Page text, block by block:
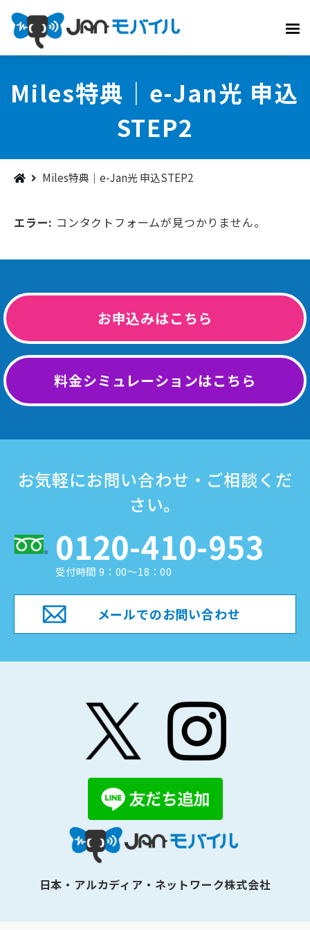
Miles特典｜e-Jan光 申込
STEP2
Miles特典｜e-Jan光 申込STEP2
エラー: コンタクトフォームが見つかりません。
お申込みはこちら
料金シミュレーションはこちら
お気軽にお問い合わせ・ご相談くだ
さい。
0120-410-953
受付時間 9：00～18：00
メールでのお問い合わせ
日本・アルカディア・ネットワーク株式会社